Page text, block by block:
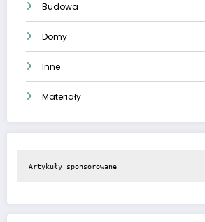
Budowa
Domy
Inne
Materiały
Artykuły sponsorowane